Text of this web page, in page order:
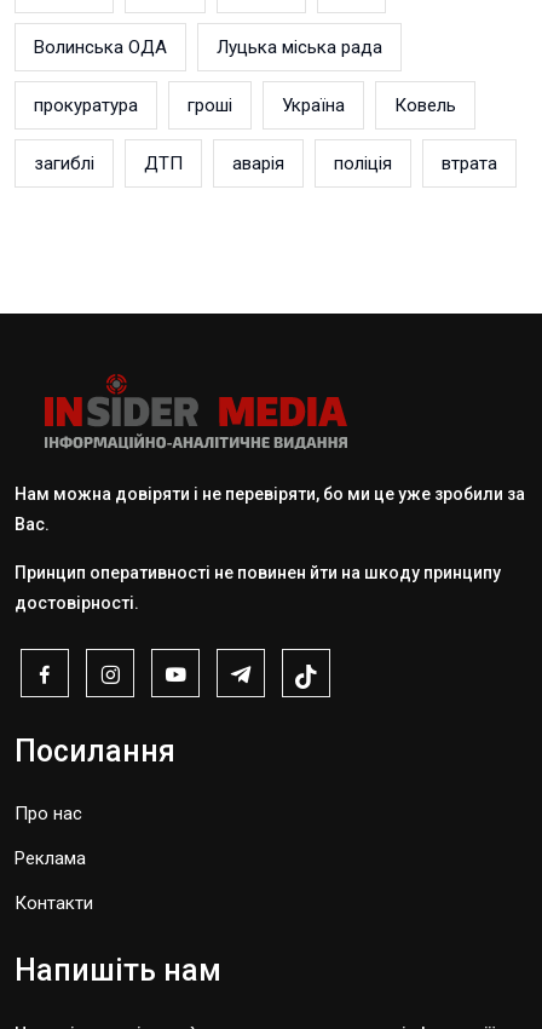
Волинська ОДА Луцька міська рада
прокуратура гроші Україна Ковель
загиблі ДТП аварія поліція втрата
Нам можна довіряти і не перевіряти, бо ми це уже зробили за
Вас.
Принцип оперативності не повинен йти на шкоду принципу
достовірності.
Посилання
Про нас
Реклама
Контакти
Напишіть нам